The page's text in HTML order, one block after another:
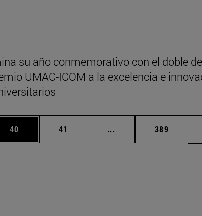
su año conmemorativo con el doble de
UMAC-ICOM a la excelencia e
TAB para desplazarse.
Página
40 Página
41 ... Páginas intermedias
Página
389